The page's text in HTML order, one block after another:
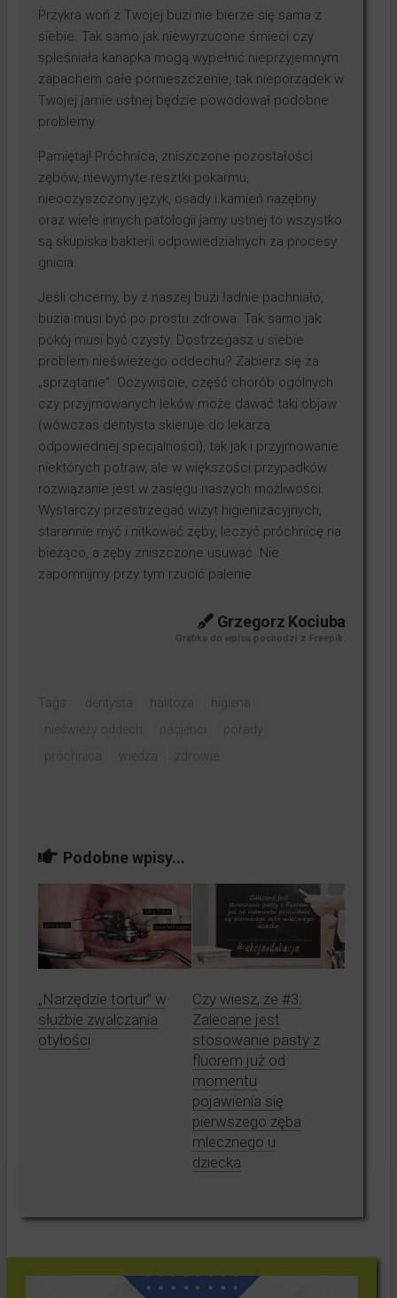
Przykra woń z Twojej buzi nie bierze się sama z
siebie. Tak samo jak niewyrzucone śmieci czy
spleśniała kanapka mogą wypełnić nieprzyjemnym
zapachem całe pomieszczenie, tak nieporządek w
Twojej jamie ustnej będzie powodował podobne
problemy.
Pamiętaj! Próchnica, zniszczone pozostałości
zębów, niewymyte resztki pokarmu,
nieoczyszczony język, osady i kamień nazębny
oraz wiele innych patologii jamy ustnej to wszystko
są skupiska bakterii odpowiedzialnych za procesy
gnicia.
Jeśli chcemy, by z naszej buzi ładnie pachniało,
buzia musi być po prostu zdrowa. Tak samo jak
pokój musi być czysty. Dostrzegasz u siebie
problem nieświeżego oddechu? Zabierz się za
„sprzątanie”. Oczywiście, część chorób ogólnych
czy przyjmowanych leków może dawać taki objaw
(wówczas dentysta skieruje do lekarza
odpowiedniej specjalności), tak jak i przyjmowanie
niektórych potraw, ale w większości przypadków
rozwiązanie jest w zasięgu naszych możliwości.
Wystarczy przestrzegać wizyt higienizacyjnych,
starannie myć i nitkować zęby, leczyć próchnicę na
bieżąco, a zęby zniszczone usuwać. Nie
zapomnijmy przy tym rzucić palenie.
Grzegorz Kociuba
Grafika do wpisu pochodzi z Freepik.
Tags: dentysta halitoza
higiena
nieświeży oddech
pacjenci
porady
próchnica
wiedza zdrowie
Podobne wpisy...
„Narzędzie tortur” w
służbie zwalczania
otyłości
Czy wiesz, że #3:
Zalecane jest
stosowanie pasty z
fluorem już od
momentu
pojawienia się
pierwszego zęba
mlecznego u
dziecka